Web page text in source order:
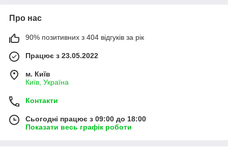
Про нас
90% позитивних з 404 відгуків за рік
Працює з 23.05.2022
м. Київ
Київ, Україна
Контакти
Сьогодні працює з 09:00 до 18:00
Показати весь графік роботи